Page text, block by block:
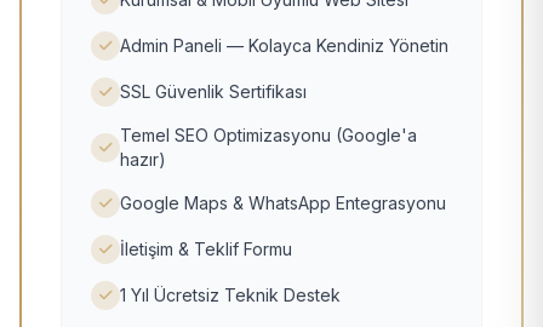
Admin Paneli — Kolayca Kendiniz Yönetin
SSL Güvenlik Sertifikası
Temel SEO Optimizasyonu (Google'a
hazır)
Google Maps & WhatsApp Entegrasyonu
İletişim & Teklif Formu
1 Yıl Ücretsiz Teknik Destek